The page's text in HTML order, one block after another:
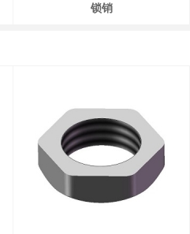
锁销